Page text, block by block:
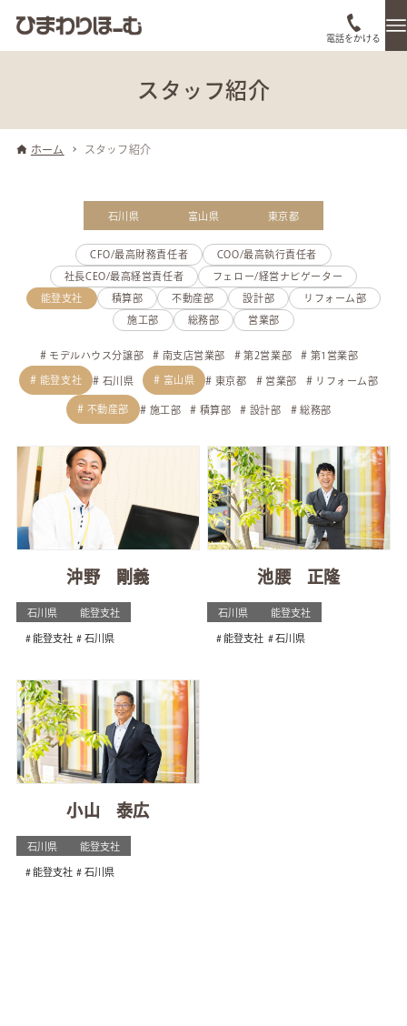
電話をかける
スタッフ紹介
ホーム スタッフ紹介
石川県 富山県 東京都
CFO/最高財務責任者 COO/最高執行責任者
社長CEO/最高経営責任者 フェロー/経営ナビゲーター
能登支社 積算部 不動産部 設計部 リフォーム部
施工部 総務部 営業部
モデルハウス分譲部 南支店営業部 第2営業部 第1営業部
能登支社 石川県 富山県 東京都 営業部 リフォーム部
不動産部 施工部 積算部 設計部 総務部
沖野 剛義
石川県 能登支社
能登支社 石川県
池腰 正隆
石川県 能登支社
能登支社 石川県
小山 泰広
石川県 能登支社
能登支社 石川県